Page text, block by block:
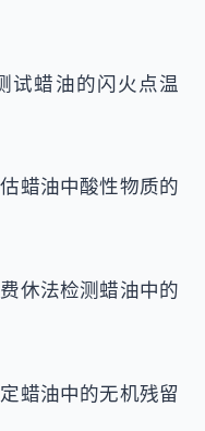
试蜡油的闪火点温
蜡油中酸性物质的
休法检测蜡油中的
蜡油中的无机残留